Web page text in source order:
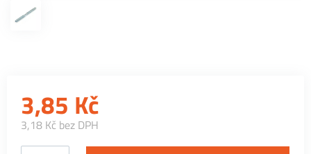
3,85 Kč
3,18 Kč bez DPH